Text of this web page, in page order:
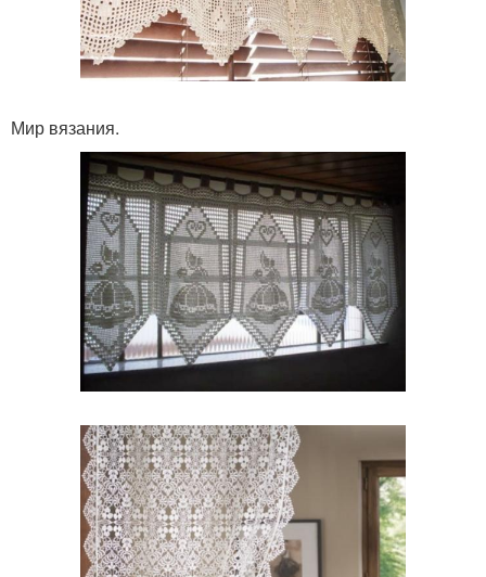
Мир вязания.